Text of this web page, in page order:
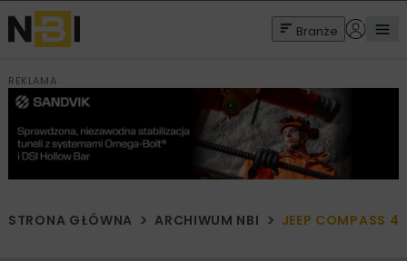
Branże
REKLAMA
STRONA GŁÓWNA ARCHIWUM NBI JEEP COMPASS